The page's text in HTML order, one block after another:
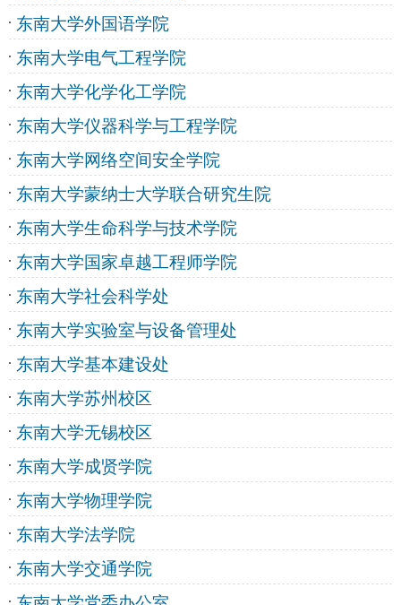
东南大学外国语学院
东南大学电气工程学院
东南大学化学化工学院
东南大学仪器科学与工程学院
东南大学网络空间安全学院
东南大学蒙纳士大学联合研究生院
东南大学生命科学与技术学院
东南大学国家卓越工程师学院
东南大学社会科学处
东南大学实验室与设备管理处
东南大学基本建设处
东南大学苏州校区
东南大学无锡校区
东南大学成贤学院
东南大学物理学院
东南大学法学院
东南大学交通学院